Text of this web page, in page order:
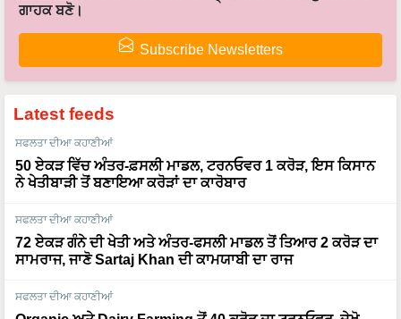
ਗਾਹਕ ਬਣੋ।
Subscribe Newsletters
Latest feeds
ਸਫਲਤਾ ਦੀਆ ਕਹਾਣੀਆਂ
50 ਏਕੜ ਵਿੱਚ ਅੰਤਰ-ਫ਼ਸਲੀ ਮਾਡਲ, ਟਰਨਓਵਰ 1 ਕਰੋੜ, ਇਸ ਕਿਸਾਨ
ਨੇ ਖੇਤੀਬਾੜੀ ਤੋਂ ਬਣਾਇਆ ਕਰੋੜਾਂ ਦਾ ਕਾਰੋਬਾਰ
ਸਫਲਤਾ ਦੀਆ ਕਹਾਣੀਆਂ
72 ਏਕੜ ਗੰਨੇ ਦੀ ਖੇਤੀ ਅਤੇ ਅੰਤਰ-ਫਸਲੀ ਮਾਡਲ ਤੋਂ ਤਿਆਰ 2 ਕਰੋੜ ਦਾ
ਸਾਮਰਾਜ, ਜਾਣੋ Sartaj Khan ਦੀ ਕਾਮਯਾਬੀ ਦਾ ਰਾਜ
ਸਫਲਤਾ ਦੀਆ ਕਹਾਣੀਆਂ